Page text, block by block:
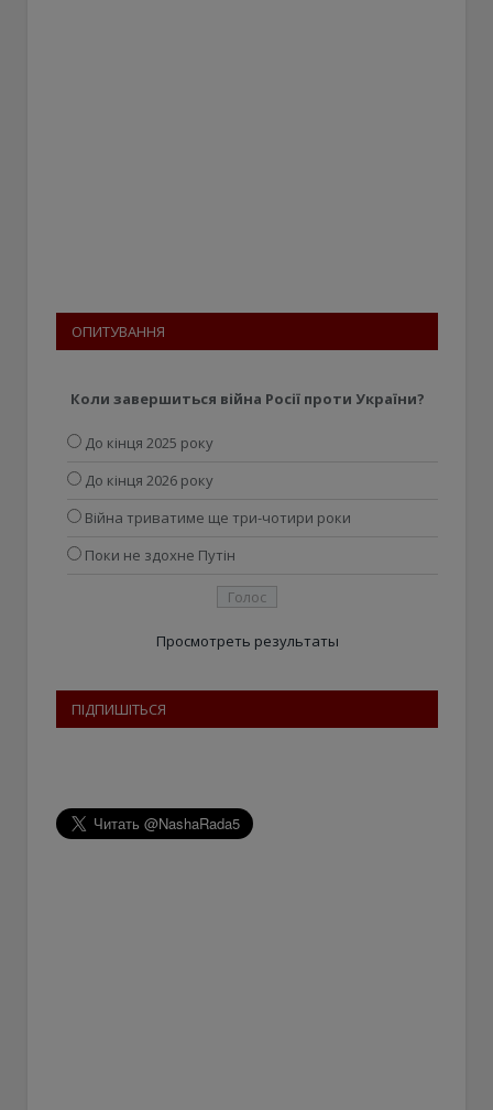
ОПИТУВАННЯ
Коли завершиться війна Росії проти України?
До кінця 2025 року
До кінця 2026 року
Війна триватиме ще три-чотири роки
Поки не здохне Путін
Просмотреть результаты
ПІДПИШІТЬСЯ